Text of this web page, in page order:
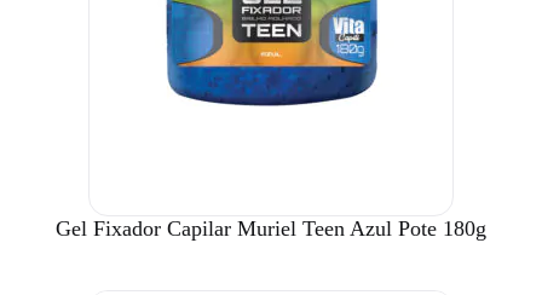
Gel Fixador Capilar Muriel Teen Azul Pote 180g